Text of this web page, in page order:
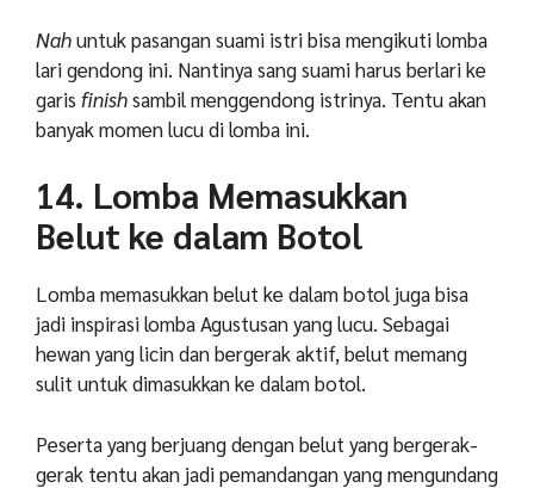
Nahuntuk pasangan suami istri bisa mengikuti lomba
lari gendong ini. Nantinya sang suami harus berlari ke
garis finishsambil menggendong istrinya. Tentu akan
banyak momen lucu di lomba ini.
14. Lomba Memasukkan
Belut ke dalam Botol
Lomba memasukkan belut ke dalam botol juga bisa
jadi inspirasi lomba Agustusan yang lucu. Sebagai
hewan yang licin dan bergerak aktif, belut memang
sulit untuk dimasukkan ke dalam botol.
Peserta yang berjuang dengan belut yang bergerak-
gerak tentu akan jadi pemandangan yang mengundang